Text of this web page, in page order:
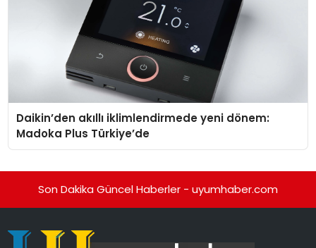
Daikin’den akıllı iklimlendirmede yeni dönem:
Madoka Plus Türkiye’de
Son Dakika Güncel Haberler - uyumhaber.com